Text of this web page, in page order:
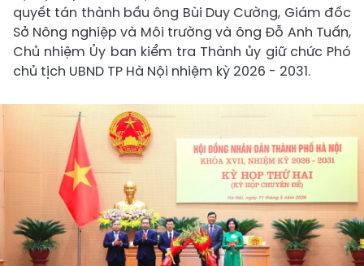
quyết tán thành bầu ông Bùi Duy Cường, Giám đốc
Sở Nông nghiệp và Môi trường và ông Đỗ Anh Tuấn,
Chủ nhiệm Ủy ban kiểm tra Thành ủy giữ chức Phó
chủ tịch UBND TP Hà Nội nhiệm kỳ 2026 - 2031.